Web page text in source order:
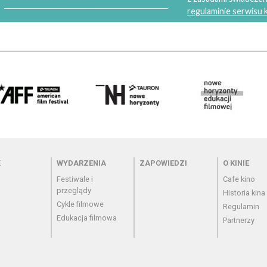
regulaminie serwisu
- cennik Menu - wydarzenia
WYDARZENIA
Festiwale i
przeglądy
Cykle filmowe
Edukacja filmowa
Menu - zapowiedzi
ZAPOWIEDZI Menu -
O KINIE
Cafe kino
Historia kina
Regulamin
Partnerzy